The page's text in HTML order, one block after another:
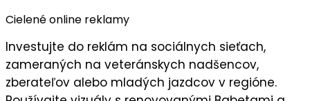
Cielené online reklamy
Investujte do reklám na sociálnych sieťach,
zameraných na veteránskych nadšencov,
zberateľov alebo mladých jazdcov v regióne.